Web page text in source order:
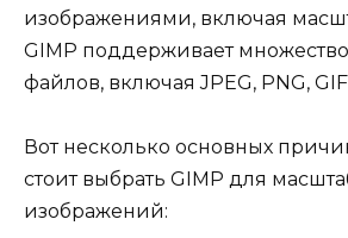
изображениями, включая
GIMP поддерживает
файлов, включая JPEG, PNG,
Вот несколько основных
стоит выбрать GIMP для
изображений: